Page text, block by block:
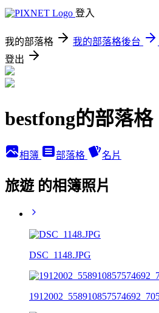
登入
我的部落格 我的部落格後台
登出
bestfong的部落格
相簿 部落格 名片
旅遊 的相簿照片
DSC_1148.JPG